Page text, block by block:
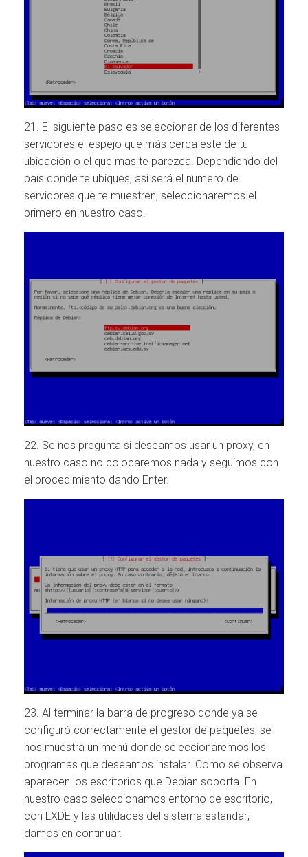
21. El siguiente paso es seleccionar de los diferentes
servidores el espejo que más cerca este de tu
ubicación o el que mas te parezca. Dependiendo del
país donde te ubiques, asi será el numero de
servidores que te muestren, seleccionaremos el
primero en nuestro caso.
22. Se nos pregunta si deseamos usar un proxy, en
nuestro caso no colocaremos nada y seguimos con
el procedimiento dando Enter.
23. Al terminar la barra de progreso donde ya se
configuró correctamente el gestor de paquetes, se
nos muestra un menú donde seleccionaremos los
programas que deseamos instalar. Como se observa
aparecen los escritorios que Debian soporta. En
nuestro caso seleccionamos entorno de escritorio,
con LXDE y las utilidades del sistema estandar;
damos en continuar.